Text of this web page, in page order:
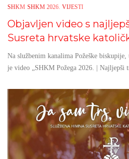
SHKM SHKM 2026. VIJESTI
Objavljen video s
Susreta hrvatske
Na službenim kanalima Požeške
je video „SHKM Požega 2026. | Najljepši